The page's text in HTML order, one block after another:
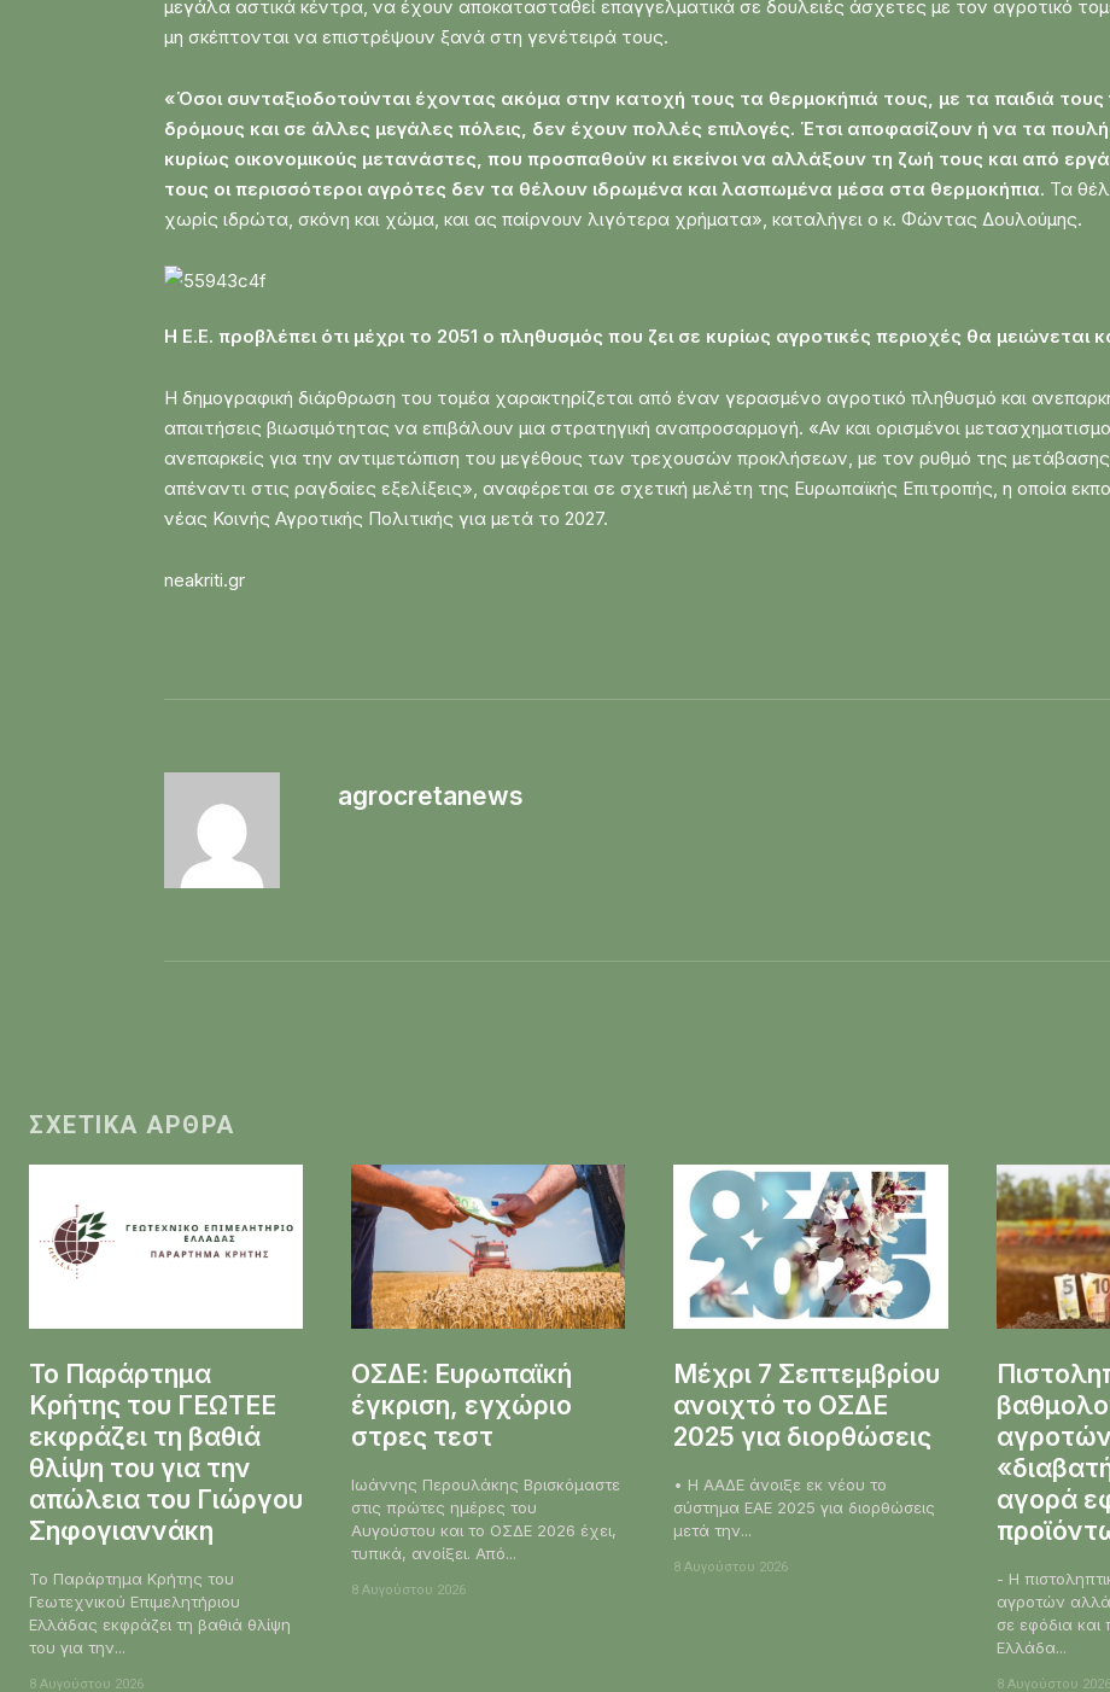
μεγάλα αστικά κέντρα, να έχουν αποκατασταθεί επαγγελματικά σε δουλειές άσχετες με τον αγροτικό
μη σκέπτονται να επιστρέψουν ξανά στη γενέτειρά τους.
«Όσοι συνταξιοδοτούνται έχοντας ακόμα στην κατοχή τους τα θερμοκήπιά τους, με τα παιδιά
δρόμους και σε άλλες μεγάλες πόλεις, δεν έχουν πολλές επιλογές. Έτσι αποφασίζουν ή να τα
κυρίως οικονομικούς μετανάστες, που προσπαθούν κι εκείνοι να αλλάξουν τη ζωή τους και από
τους οι περισσότεροι αγρότες δεν τα θέλουν ιδρωμένα και λασπωμένα μέσα στα θερμοκήπια. Τα
χωρίς ιδρώτα, σκόνη και χώμα, και ας παίρνουν λιγότερα χρήματα», καταλήγει ο κ. Φώντας Δουλούμης.
Η Ε.Ε. προβλέπει ότι μέχρι το 2051 ο πληθυσμός που ζει σε κυρίως αγροτικές περιοχές θα μειώνεται
Η δημογραφική διάρθρωση του τομέα χαρακτηρίζεται από έναν γερασμένο αγροτικό πληθυσμό και
απαιτήσεις βιωσιμότητας να επιβάλουν μια στρατηγική αναπροσαρμογή. «Αν και ορισμένοι
ανεπαρκείς για την αντιμετώπιση του μεγέθους των τρεχουσών προκλήσεων, με τον ρυθμό της
απέναντι στις ραγδαίες εξελίξεις», αναφέρεται σε σχετική μελέτη της Ευρωπαϊκής Επιτροπής, η οποία
νέας Κοινής Αγροτικής Πολιτικής για μετά το 2027.
neakriti.gr
agrocretanews
ΣΧΕΤΙΚΆ ΆΡΘΡΑ
Το Παράρτημα
Κρήτης του ΓΕΩΤΕΕ
εκφράζει τη βαθιά
θλίψη του για την
απώλεια του Γιώργου
Σηφογιαννάκη
Το Παράρτημα Κρήτης του
Γεωτεχνικού Επιμελητήριου
Ελλάδας εκφράζει τη βαθιά θλίψη
του για την...
8 Αυγούστου 2026
ΟΣΔΕ: Ευρωπαϊκή
έγκριση, εγχώριο
στρες τεστ
Ιωάννης Περουλάκης Βρισκόμαστε
στις πρώτες ημέρες του
Αυγούστου και το ΟΣΔΕ 2026 έχει,
τυπικά, ανοίξει. Από...
8 Αυγούστου 2026
Μέχρι 7 Σεπτεμβρίου
ανοιχτό το ΟΣΔΕ
2025 για διορθώσεις
• Η ΑΑΔΕ άνοιξε εκ νέου το
σύστημα ΕΑΕ 2025 για διορθώσεις
μετά την...
8 Αυγούστου 2026
αγορά
- Η
αγροτών
σε εφόδια και
Ελλάδα...
8 Αυγούστου 2026